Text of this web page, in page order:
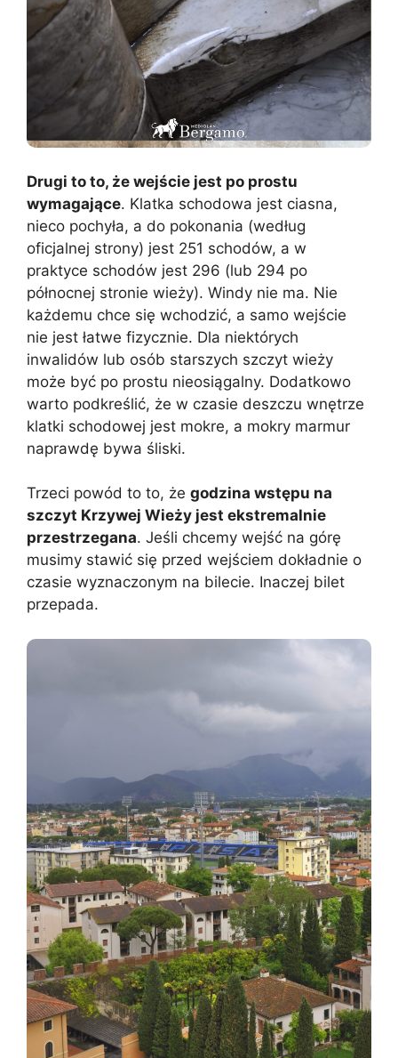
Drugi to to, że wejście jest po prostu
wymagające. Klatka schodowa jest ciasna,
nieco pochyła, a do pokonania (według
oficjalnej strony) jest 251 schodów, a w
praktyce schodów jest 296 (lub 294 po
północnej stronie wieży). Windy nie ma. Nie
każdemu chce się wchodzić, a samo wejście
nie jest łatwe fizycznie. Dla niektórych
inwalidów lub osób starszych szczyt wieży
może być po prostu nieosiągalny. Dodatkowo
warto podkreślić, że w czasie deszczu wnętrze
klatki schodowej jest mokre, a mokry marmur
naprawdę bywa śliski.
Trzeci powód to to, że godzina wstępu na
szczyt Krzywej Wieży jest ekstremalnie
przestrzegana. Jeśli chcemy wejść na górę
musimy stawić się przed wejściem dokładnie o
czasie wyznaczonym na bilecie. Inaczej bilet
przepada.